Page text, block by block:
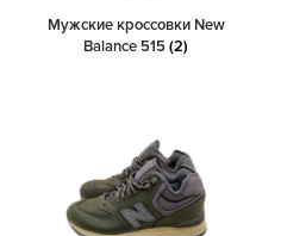
Мужские кроссовки New
Balance 515(2)